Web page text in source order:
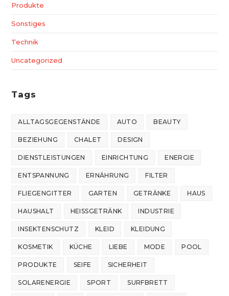
Produkte
Sonstiges
Technik
Uncategorized
Tags
ALLTAGSGEGENSTÄNDE AUTO BEAUTY
BEZIEHUNG CHALET DESIGN
DIENSTLEISTUNGEN EINRICHTUNG ENERGIE
ENTSPANNUNG ERNÄHRUNG FILTER
FLIEGENGITTER GARTEN GETRÄNKE HAUS
HAUSHALT HEISSGETRÄNK INDUSTRIE
INSEKTENSCHUTZ KLEID KLEIDUNG
KOSMETIK KÜCHE LIEBE MODE POOL
PRODUKTE SEIFE SICHERHEIT
SOLARENERGIE SPORT SURFBRETT